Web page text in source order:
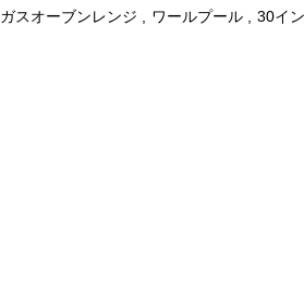
ガスオーブンレンジ ワールプール 30イ